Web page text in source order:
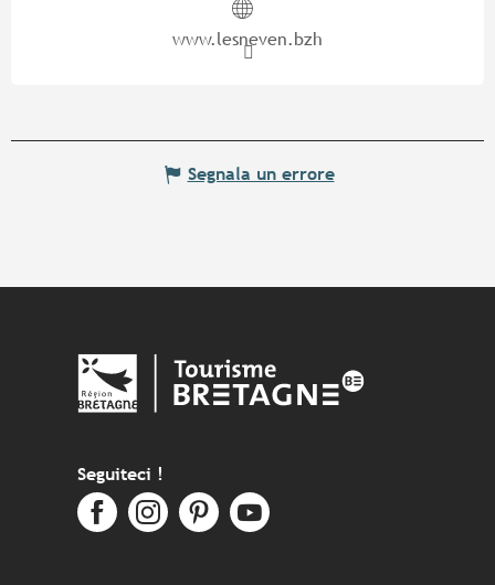
www.lesneven.bzh
Segnala un errore
Seguiteci !